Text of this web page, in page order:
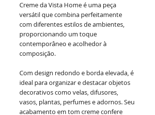
Creme da Vista Home é uma peça
versátil que combina perfeitamente
com diferentes estilos de ambientes,
proporcionando um toque
contemporâneo e acolhedor à
composição.
Com design redondo e borda elevada, é
ideal para organizar e destacar objetos
decorativos como velas, difusores,
vasos, plantas, perfumes e adornos. Seu
acabamento em tom creme confere